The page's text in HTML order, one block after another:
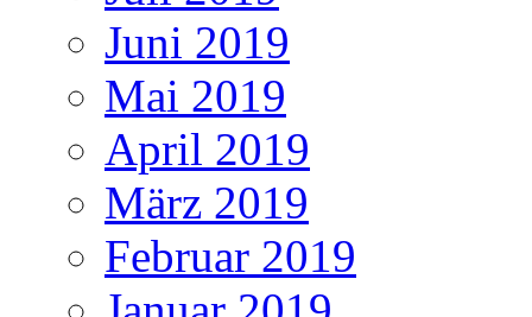
Juni 2019
Mai 2019
April 2019
März 2019
Februar 2019